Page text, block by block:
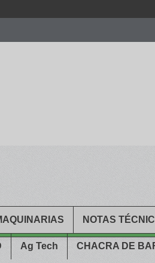
NOTAS
Ag Tech CHACRA DE